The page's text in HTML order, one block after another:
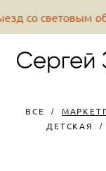
со световым
ВСЕ
ДЕТСКАЯ